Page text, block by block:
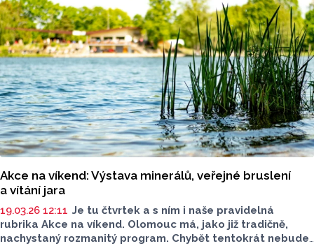
Akce na víkend: Výstava minerálů, veřejné bruslení
a vítání jara
19.03.26 12:11 Je tu čtvrtek a s ním i naše pravidelná
rubrika Akce na víkend. Olomouc má, jako již tradičně,
nachystaný rozmanitý program. Chybět tentokrát nebude